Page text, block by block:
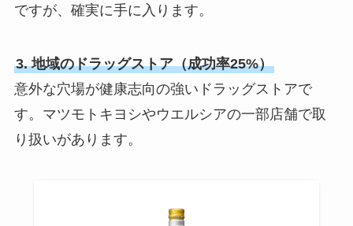
ですが、確実に手に入ります。
3. 地域のドラッグストア（成功率25%）
意外な穴場が健康志向の強いドラッグストアで
す。マツモトキヨシやウエルシアの一部店舗で取
り扱いがあります。